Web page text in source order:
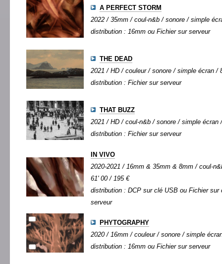
A PERFECT STORM
2022 / 35mm / coul-n&b / sonore / simple
distribution : 16mm ou Fichier sur serveur
THE DEAD
2021 / HD / couleur / sonore / simple écran /
distribution : Fichier sur serveur
THAT BUZZ
2021 / HD / coul-n&b / sonore / simple écran
distribution : Fichier sur serveur
IN VIVO
2020-2021 / 16mm & 35mm & 8mm / coul-
61' 00 / 195 €
distribution : DCP sur clé USB ou Fichier sur
serveur
PHYTOGRAPHY
2020 / 16mm / couleur / sonore / simple
distribution : 16mm ou Fichier sur serveur